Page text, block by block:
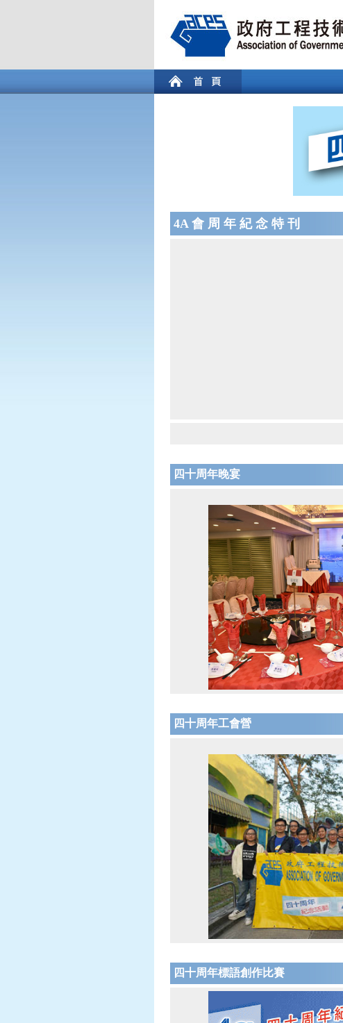
4A 會 周 年 紀 念 特 刊
四十周年晚宴
四十周年工會營
四十周年標語創作比賽